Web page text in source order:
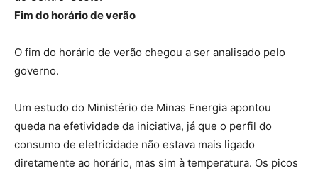
Fim do horário de verão
O fim do horário de verão chegou a ser analisado pelo
governo.
Um estudo do Ministério de Minas Energia apontou
queda na efetividade da iniciativa, já que o perfil do
consumo de eletricidade não estava mais ligado
diretamente ao horário, mas sim à temperatura. Os picos